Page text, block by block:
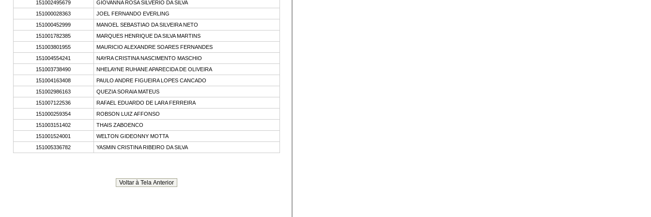
151002495679
GIOVANNA ROSA SILVERIO DA SILVA
151000028363
JOEL FERNANDO EVERLING
151000452999
MANOEL SEBASTIAO DA SILVEIRA NETO
151001782385
MARQUES HENRIQUE DA SILVA MARTINS
151003801955
MAURICIO ALEXANDRE SOARES FERNANDES
151004554241
NAYRA CRISTINA NASCIMENTO MASCHIO
151003738490
NHELAYNE RUHANE APARECIDA DE OLIVEIRA
151004163408
PAULO ANDRE FIGUEIRA LOPES CANCADO
151002986163
QUEZIA SORAIA MATEUS
151007122536
RAFAEL EDUARDO DE LARA FERREIRA
151000259354
ROBSON LUIZ AFFONSO
151003151402
THAIS ZABOENCO
151001524001
WELTON GIDEONNY MOTTA
151005336782
YASMIN CRISTINA RIBEIRO DA SILVA